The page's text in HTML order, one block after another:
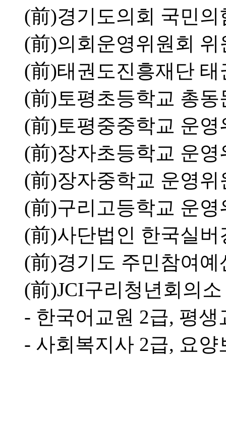
(前)경기도의회 국민
(前)의회운영위원회 위
(前)태권도진흥재단
(前)토평초등학교 총
(前)토평중중학교 운
(前)장자초등학교 운
(前)장자중학교 운영위
(前)구리고등학교 운
(前)사단법인 한국실
(前)경기도 주민참여
(前)JCI구리청년회의
- 한국어교원 2급, 평생
- 사회복지사 2급, 요양